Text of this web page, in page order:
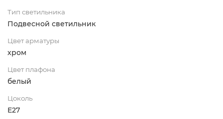
Тип светильника
Подвесной светильник
Цвет арматуры
хром
Цвет плафона
белый
Цоколь
E27